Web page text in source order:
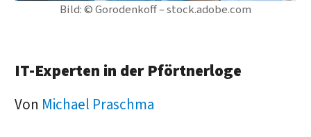
Bild: © Gorodenkoff – stock.adobe.com
IT-Experten in der Pförtnerloge
Von Michael Praschma